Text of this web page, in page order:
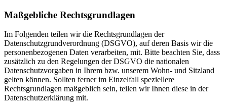
Maßgebliche Rechtsgrundlagen
Im Folgenden teilen wir die Rechtsgrundlagen der
Datenschutzgrundverordnung (DSGVO), auf deren Basis wir die
personenbezogenen Daten verarbeiten, mit. Bitte beachten Sie, dass
zusätzlich zu den Regelungen der DSGVO die nationalen
Datenschutzvorgaben in Ihrem bzw. unserem Wohn- und Sitzland
gelten können. Sollten ferner im Einzelfall speziellere
Rechtsgrundlagen maßgeblich sein, teilen wir Ihnen diese in der
Datenschutzerklärung mit.